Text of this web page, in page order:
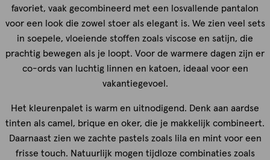
favoriet, vaak gecombineerd met een losvallende pantalon
voor een look die zowel stoer als elegant is. We zien veel sets
in soepele, vloeiende stoffen zoals viscose en satijn, die
prachtig bewegen als je loopt. Voor de warmere dagen zijn er
co-ords van luchtig linnen en katoen, ideaal voor een
vakantiegevoel.
Het kleurenpalet is warm en uitnodigend. Denk aan aardse
tinten als camel, brique en oker, die je makkelijk combineert.
Daarnaast zien we zachte pastels zoals lila en mint voor een
frisse touch. Natuurlijk mogen tijdloze combinaties zoals